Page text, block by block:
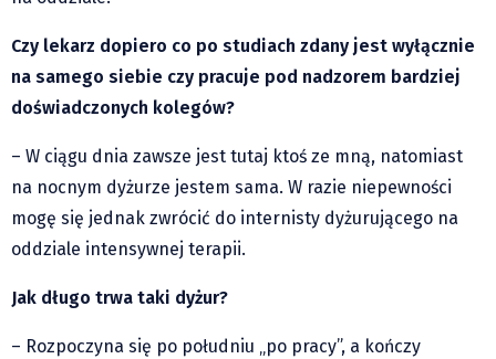
Czy lekarz dopiero co po studiach zdany jest wyłącznie
na samego siebie czy pracuje pod nadzorem bardziej
doświadczonych kolegów?
– W ciągu dnia zawsze jest tutaj ktoś ze mną, natomiast
na nocnym dyżurze jestem sama. W razie niepewności
mogę się jednak zwrócić do internisty dyżurującego na
oddziale intensywnej terapii.
Jak długo trwa taki dyżur?
– Rozpoczyna się po południu „po pracy”, a kończy